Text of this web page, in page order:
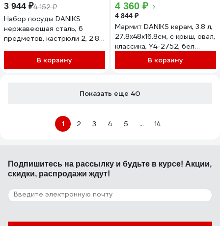
3 944 ₽4 152 ₽
Набор посуды DANIKS
нержавеющая сталь, 6
предметов, кастрюли 2, 2.8,
gs-01415-6se 434978
В корзину
4 360 ₽
4 844 ₽
Мармит DANIKS керам, 3.8 л,
27.8х48х16.8см, с крыш, овал,
классика, Y4-2752, бел
В корзину
Показать еще 40
1 2 3 4 5 ... 14
Подпишитесь на рассылку и будьте в курсе! Акции,
скидки, распродажи ждут!